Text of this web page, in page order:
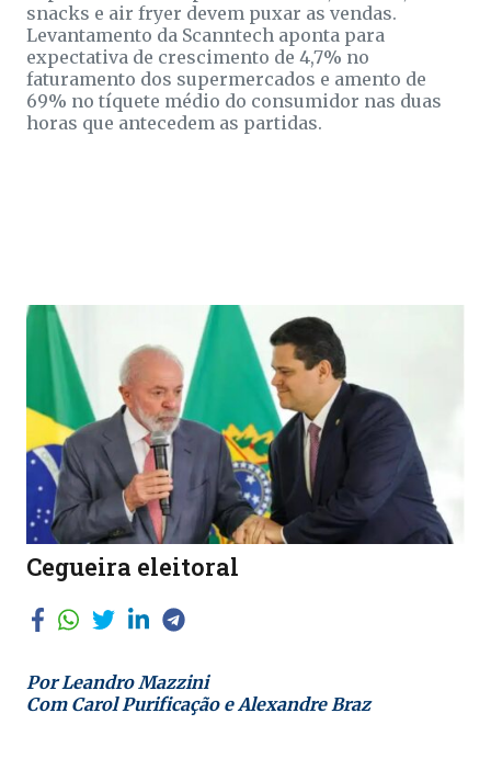
snacks e air fryer devem puxar as vendas.
Levantamento da Scanntech aponta para
expectativa de crescimento de 4,7% no
faturamento dos supermercados e amento de
69% no tíquete médio do consumidor nas duas
horas que antecedem as partidas.
Cegueira eleitoral
Por Leandro Mazzini
Com Carol Purificação e Alexandre Braz